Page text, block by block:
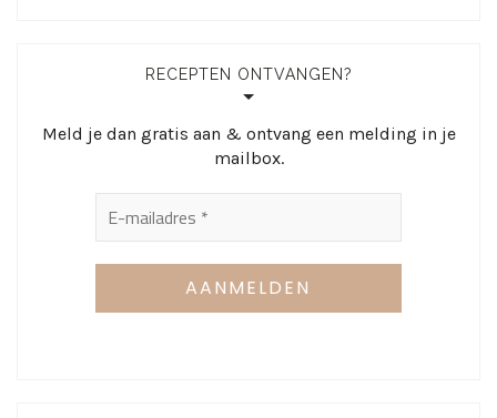
RECEPTEN ONTVANGEN?
Meld je dan gratis aan & ontvang een melding in je
mailbox.